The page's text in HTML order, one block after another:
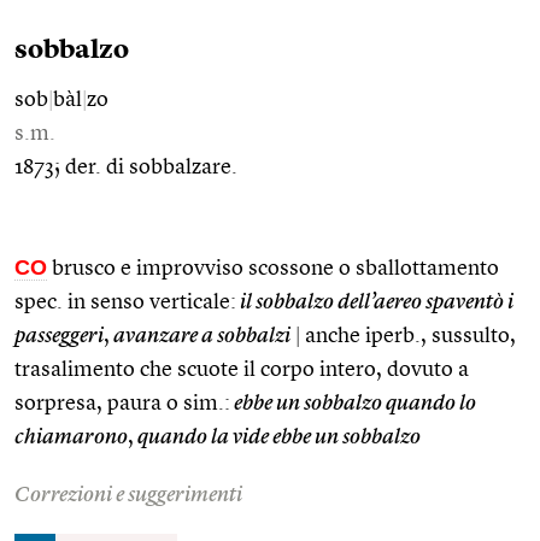
sobbalzo
sob bàl zo
s.m.
1873; der. di sobbalzare.
CO brusco e improvviso scossone o sballottamento
spec. in senso verticale: il sobbalzo dell’aereo spaventò i
passeggeri, avanzare a sobbalzi
anche iperb., sussulto,
trasalimento che scuote il corpo intero, dovuto a
sorpresa, paura o sim.: ebbe un sobbalzo quando lo
chiamarono, quando la vide ebbe un sobbalzo
Correzioni e suggerimenti